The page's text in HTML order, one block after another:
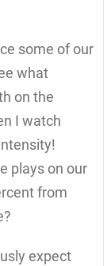
some of our
what
on the
I watch
plays on our
from
expect